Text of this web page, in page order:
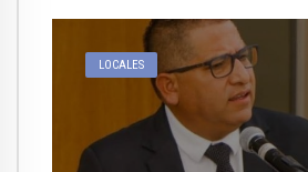
LOCALES